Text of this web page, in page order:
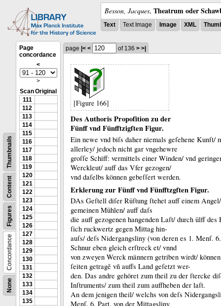
Besson, Jacques, Theatrum oder
Text Text Image Image XML
None
Concordance
Figures
Content
Thumbnails
Page
concordance
<
>
ScanOriginal
111
112
113
114
115
116
117
118
119
120
121
122
123
124
125
126
127
128
129
130
131
132
133
134
135
page |< < of 136 > >|
[Figure 166]
Des Authoris Propoſition zu der
Fünff vnd Fünfftzigſten Figur.
Ein newe vnd biſs daher niemals geſehene Kunſt/
allerley/ jedoch nicht gar vngehewre
groſſe Schiff: vermittels einer Winden/ vnd
Werckleut/ auff das Vfer gezogen/
vnd daſelbs können gebeſſert werden.
Erklerung zur Fünff vnd Fünfftzgſten Figur.
DAs Geſtell diſer Rüſtung ſtehet auff einem
gemeinen Mühlen/ auff daſs
die auff gezogenen hangenden Laſt/ durch ülff des
ſich ruckwertz gegen Mittag hin-
auſs/ deſs Nidergangsliny (von deren es 1. Menſ. 6.
Schnur eben gleich erſtreck et/ vnnd
von zweyen Werck männern getriben wirdt/
ſeiten getragẽ vñ auffs Land geſetzt wer-
den. Das andre gehöret zum theil zu der ſtercke
Inſtruments/ zum theil zum auffheben der laſt.
An dem jenigen theil/ welchs von deſs
Menſ. 6. Part. von der Mittagsliny